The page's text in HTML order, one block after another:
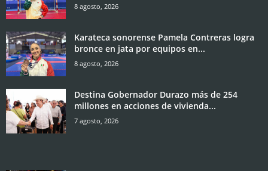
8 agosto, 2026
Karateca sonorense Pamela Contreras logra
bronce en jata por equipos en...
8 agosto, 2026
Destina Gobernador Durazo más de 254
millones en acciones de vivienda...
7 agosto, 2026